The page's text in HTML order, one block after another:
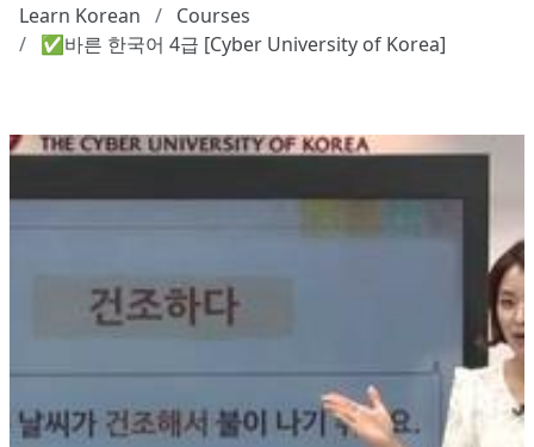
Learn Korean
Courses
✅바른 한국어 4급 [Cyber University of Korea]